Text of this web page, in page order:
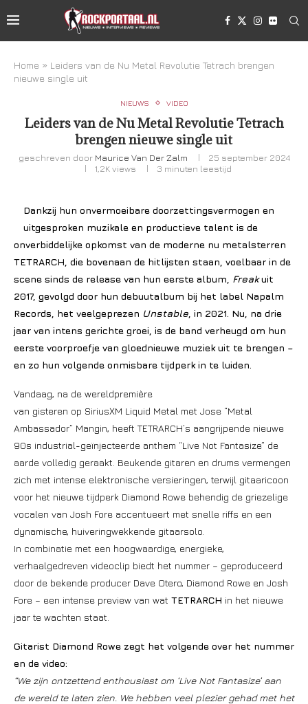
Home » Leiders van de Nu Metal Revolutie Tetrach brengen
nieuwe single uit
NIEUWS VIDEO
Leiders van de Nu Metal Revolutie Tetrach
brengen nieuwe single uit
geschreven door Maurice Van Der Zalm
25 september 2024
1,2K views 3 minuten leestijd
Dankzij hun onvermoeibare doorzettingsvermogen en
uitgesproken muzikale en productieve talent is de
onverbiddelijke opkomst van de moderne nu metalsterren
TETRARCH, die bovenaan de hitlijsten staan, voelbaar in de
scene sinds de release van hun eerste album, Freakuit
2017, gevolgd door hun debuutalbum bij het label Napalm
Records, het veelgeprezen Unstable , in 2021. Nu, na drie
jaar van intens gerichte groei, is de band verheugd om hun
eerste voorproefje van gloednieuwe muziek uit te brengen –
en zo hun volgende onmisbare tijdperk in te luiden.
Vandaag, na de wereldpremière
van gisteren op SiriusXM Liquid Metal met Jose “Metal
Ambassador” Mangin, heeft TETRARCH’s aangrijpende nieuwe
90s industrial-geïnjecteerde anthem “Live Not Fantasize” de
aarde volledig geraakt. Beukende gitaren en drums vermengen
zich met intense elektronische versieringen, terwijl gitaaricoon
voor het nieuwe tijdperk Diamond Rowe behendig de griezelige
vocalen van Josh Fore accentueert met snelle riffs en een
dynamische, huiveringwekkende gitaarsolo.
In combinatie met een hoogwaardige, energieke,
verhaalgedreven videoclip biedt het nummer – geproduceerd
door de bekende producer Dave Otero, Diamond Rowe en Josh
Fore – een intense preview van wat TETRARCH in het nieuwe
jaar te wachten staat.
Gitarist Diamond Rowe zegt het volgende over het nummer
en de video:
“We zijn ontzettend enthousiast om ‘Live Not Fantasize’ aan
de wereld te laten zien. We hebben veel plezier gehad met het